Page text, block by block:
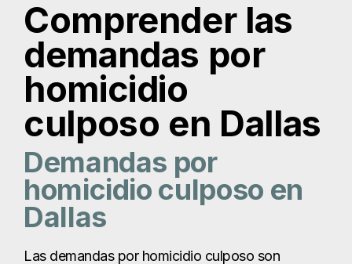
homicidio culposo en
Dallas
Las demandas por homicidio culposo son
acciones civiles interpuestas por familiares
cercanos cuando la muerte de un ser querido es
consecuencia de la negligencia, imprudencia o
mala conducta intencionada de otra persona.
Perder a un ser querido de forma inesperada es
devastador, especialmente cuando su muerte
podría haberse evitado.